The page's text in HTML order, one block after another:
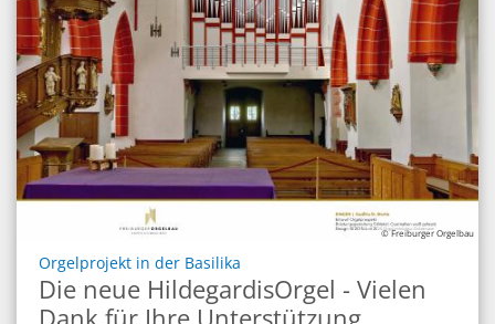
© Freiburger Orgelbau
Orgelprojekt in der Basilika
Die neue HildegardisOrgel - Vielen
Dank für Ihre Unterstützung